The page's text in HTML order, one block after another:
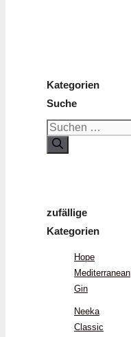
Kategorien
Suche
Suchen
nach:
zufällige
Kategorien
Hope
Mediterranean
Gin
Neeka
Classic